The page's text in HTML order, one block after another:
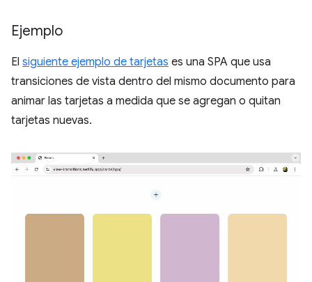
Ejemplo
El siguiente ejemplo de tarjetas es una SPA que usa
transiciones de vista dentro del mismo documento para
animar las tarjetas a medida que se agregan o quitan
tarjetas nuevas.